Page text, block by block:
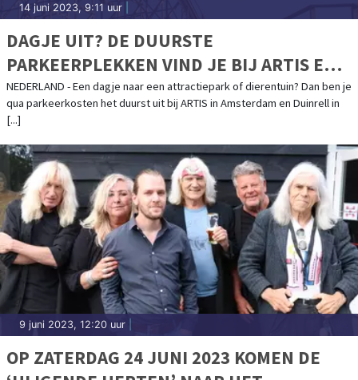
14 juni 2023, 9:11 uur
DAGJE UIT? DE DUURSTE
PARKEERPLEKKEN VIND JE BIJ ARTIS EN
DUINRELL
NEDERLAND - Een dagje naar een attractiepark of dierentuin? Dan ben je
qua parkeerkosten het duurst uit bij ARTIS in Amsterdam en Duinrell in
[...]
9 juni 2023, 12:20 uur
OP ZATERDAG 24 JUNI 2023 KOMEN DE